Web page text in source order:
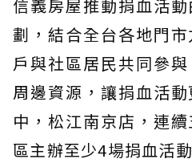
信義房屋推動捐血活
劃，結合全台各地門
戶與社區居民共同參
周邊資源，讓捐血活
中，松江南京店，連
區主辦至少4場捐血活